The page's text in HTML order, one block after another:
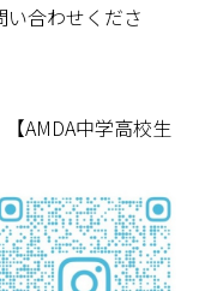
合わせくださ
AMDA中学高校生